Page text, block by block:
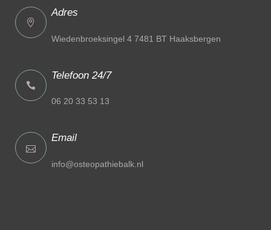
Adres
Wiedenbroeksingel 4 7481 BT Haaksbergen
Telefoon 24/7
06 20 33 53 13
Email
info@osteopathiebalk.nl